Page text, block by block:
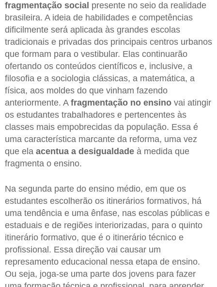
fragmentação social presente no seio da realidade
brasileira. A ideia de habilidades e competências
dificilmente será aplicada às grandes escolas
tradicionais e privadas dos principais centros urbanos
que formam para o vestibular. Elas continuarão
ofertando os conteúdos científicos e, inclusive, a
filosofia e a sociologia clássicas, a matemática, a
física, aos moldes do que vinham fazendo
anteriormente. A fragmentação no ensino vai atingir
os estudantes trabalhadores e pertencentes às
classes mais empobrecidas da população. Essa é
uma característica marcante da reforma, uma vez
que ela acentua a desigualdade à medida que
fragmenta o ensino.
Na segunda parte do ensino médio, em que os
estudantes escolherão os itinerários formativos, há
uma tendência e uma ênfase, nas escolas públicas e
estaduais e de regiões interiorizadas, para o quinto
itinerário formativo, que é o itinerário técnico e
profissional. Essa direção vai causar um
represamento educacional nessa etapa de ensino.
Ou seja, joga-se uma parte dos jovens para fazer